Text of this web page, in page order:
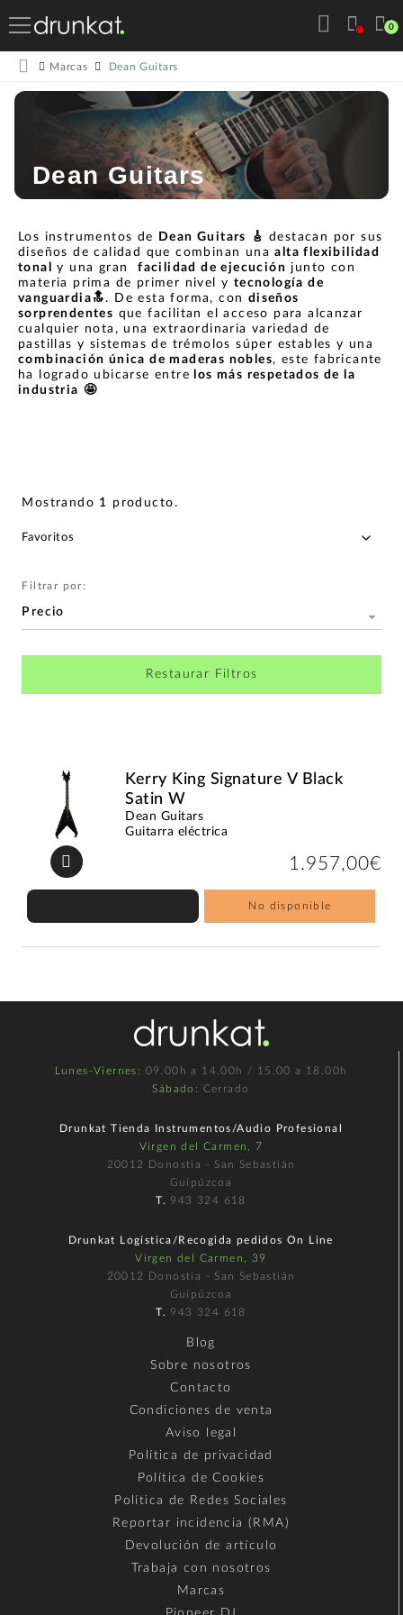
0
Marcas Dean Guitars
Dean Guitars
Los instrumentos de Dean Guitars 🎸destacan por sus
diseños de calidad que combinan unaalta flexibilidad
tonal
y una granfacilidad de ejecución junto con
materia prima de primer nivel y tecnología de
vanguardia🔝. De esta forma, con diseños
sorprendentes que facilitan el acceso para alcanzar
cualquier nota, una extraordinaria variedad de
pastillas y sistemas de trémolos súper estables y una
combinación única de maderas nobles, este fabricante
ha logrado ubicarse entre los más respetados de la
industria 🤩
Mostrando 1 producto.
Filtrar por:
Precio
Restaurar Filtros
Kerry King Signature V Black
Satin W
Dean Guitars
Guitarra eléctrica
1.957,00€
No disponible
Lunes-Viernes : 09.00h a 14.00h / 15.00 a 18.00h
Sábado : Cerrado
Drunkat Tienda Instrumentos/Audio Profesional
Virgen del Carmen, 7
20012 Donostia - San Sebastián
Guipúzcoa
T. 943 324 618
Drunkat Logística/Recogida pedidos On Line
Virgen del Carmen, 39
20012 Donostia - San Sebastián
Guipúzcoa
T. 943 324 618
Blog
Sobre nosotros
Contacto
Condiciones de venta
Aviso legal
Política de privacidad
Política de Cookies
Política de Redes Sociales
Reportar incidencia (RMA)
Devolución de artículo
Trabaja con nosotros
Marcas